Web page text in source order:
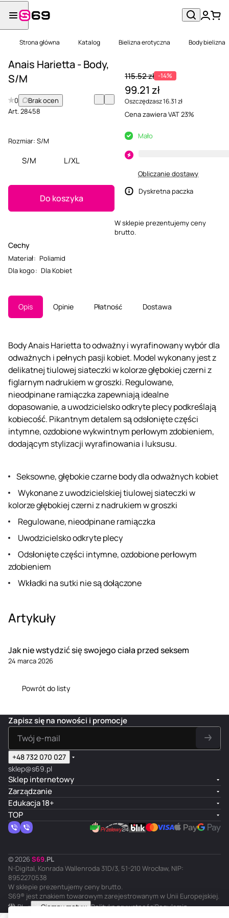
Strona główna Katalog Bielizna erotyczna Body bielizna
Anais Harietta - Body,
S/M
0
Brak ocen
Art.28458
Rozmiar: S/M
S/M L/XL
Do koszyka
Cechy
Materiał: Poliamid
Dla kogo: Dla Kobiet
115.52 zł -14%
99.21 zł
Oszczędzasz 16.31 zł
Cena zawiera VAT 23%
Mało
Obliczanie dostawy
Dyskretna paczka
W sklepie prezentujemy ceny
brutto.
Opis Opinie Płatność Dostawa
Body Anais Harietta to odważny i wyrafinowany wybór dla
odważnych i pełnych pasji kobiet. Model wykonany jest z
delikatnej tiulowej siateczki w kolorze głębokiej czerni z
figlarnym nadrukiem w groszki. Regulowane,
nieodpinane ramiączka zapewniają idealne
dopasowanie, a uwodzicielsko odkryte plecy podkreślają
kobiecość. Pikantnym detalem są odsłonięte części
intymne, ozdobione wykwintnym perłowym zdobieniem,
dodającym stylizacji wyrafinowania i luksusu.
Seksowne, głębokie czarne body dla odważnych kobiet
Wykonane z uwodzicielskiej tiulowej siateczki w
kolorze głębokiej czerni z nadrukiem w groszki
Regulowane, nieodpinane ramiączka
Uwodzicielsko odkryte plecy
Odsłonięte części intymne, ozdobione perłowym
zdobieniem
Wkładki na sutki nie są dołączone
Artykuły
Jak nie wstydzić się swojego ciała przed seksem
24 marca 2026
Powrót do listy
Zapisz się na nowości i promocje
+48 732 070 027
sklep@s69.pl
Sklep internetowy
Zarządzanie
Edukacja 18+
TOP
© 2026 S69.PL
N-Digital, Konrada Wallenroda 31D/3, 51-210 Wrocław, NIP:
8952270538
W sklepie prezentujemy ceny brutto.
S69® jest znakiem towarowym zarejestrowanym w Unii Europejskiej.
PL
Ciemny motyw Polityka prywatnościRegulamin